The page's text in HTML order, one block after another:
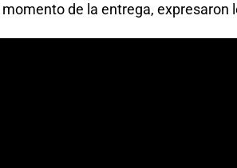
momento de la entrega, expresaron